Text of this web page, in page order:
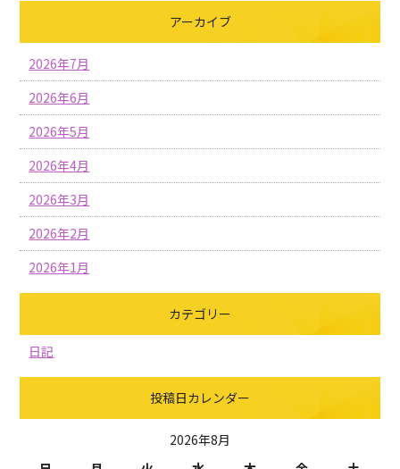
アーカイブ
2026年7月
2026年6月
2026年5月
2026年4月
2026年3月
2026年2月
2026年1月
カテゴリー
日記
投稿日カレンダー
2026年8月